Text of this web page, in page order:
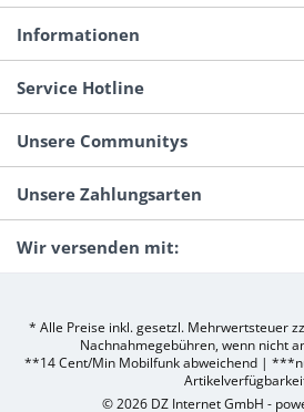
Informationen
Service Hotline
Unsere Communitys
Unsere Zahlungsarten
Wir versenden mit:
* Alle Preise inkl. gesetzl. Mehrwertsteuer
Nachnahmegebühren, wenn nicht
**14 Cent/Min Mobilfunk abweichend |
© 2026 DZ Internet GmbH -